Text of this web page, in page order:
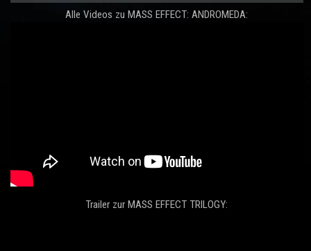
Alle Videos zu MASS EFFECT: ANDROMEDA:
Trailer zur MASS EFFECT TRILOGY: